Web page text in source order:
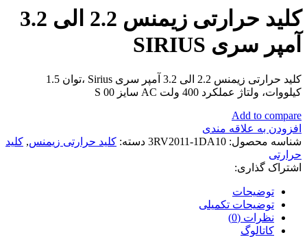
کلید حرارتی زیمنس 2.2 الی 3.2
آمپر سری SIRIUS
کلید حرارتی زیمنس 2.2 الی 3.2 آمپر سری Sirius ،توان 1.5
کیلووات، ولتاژ عملکرد 400 ولت AC سایز S 00
Add to compare
افزودن به علاقه مندی
شناسه محصول: 3RV2011-1DA10 دسته: کلید حرارتی زیمنس, کلید
حرارتی
اشتراک گذاری:
توضیحات
توضیحات تکمیلی
نظرات (0)
کاتالوگ